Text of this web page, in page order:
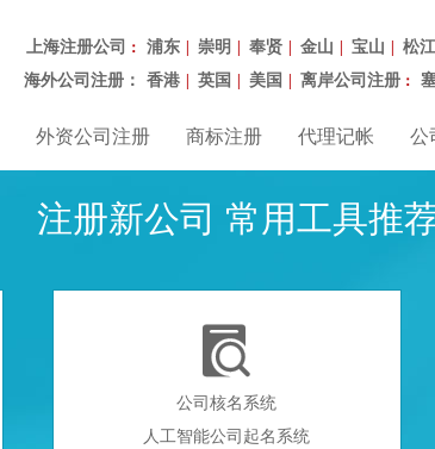
上海注册公司 ： 浦东 | 崇明 | 奉贤 | 金山 | 宝山 | 松江
海外公司注册： 香港 | 英国 | 美国 | 离岸公司注册 ：
外资公司注册 商标注册 代理记帐 公
注册新公司 常用工具推

公司核名系统
人工智能公司起名系统